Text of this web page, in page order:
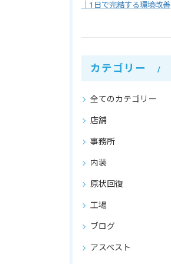
｜1日で完結する環境改善
カテゴリー
全てのカテゴリー
店舗
事務所
内装
原状回復
工場
ブログ
アスベスト